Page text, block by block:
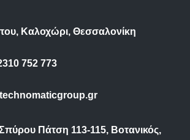
Καλοχώρι, Θεσσαλονίκη
752 773
Πάτση 113-115, Βοτανικός,